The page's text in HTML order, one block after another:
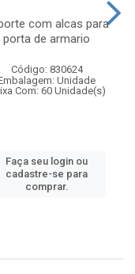
com alcas para
porta de armario
Código: 830624
Unidade
Com: 60 Unidade(s)
Faça seu login ou
cadastre-se para
comprar.